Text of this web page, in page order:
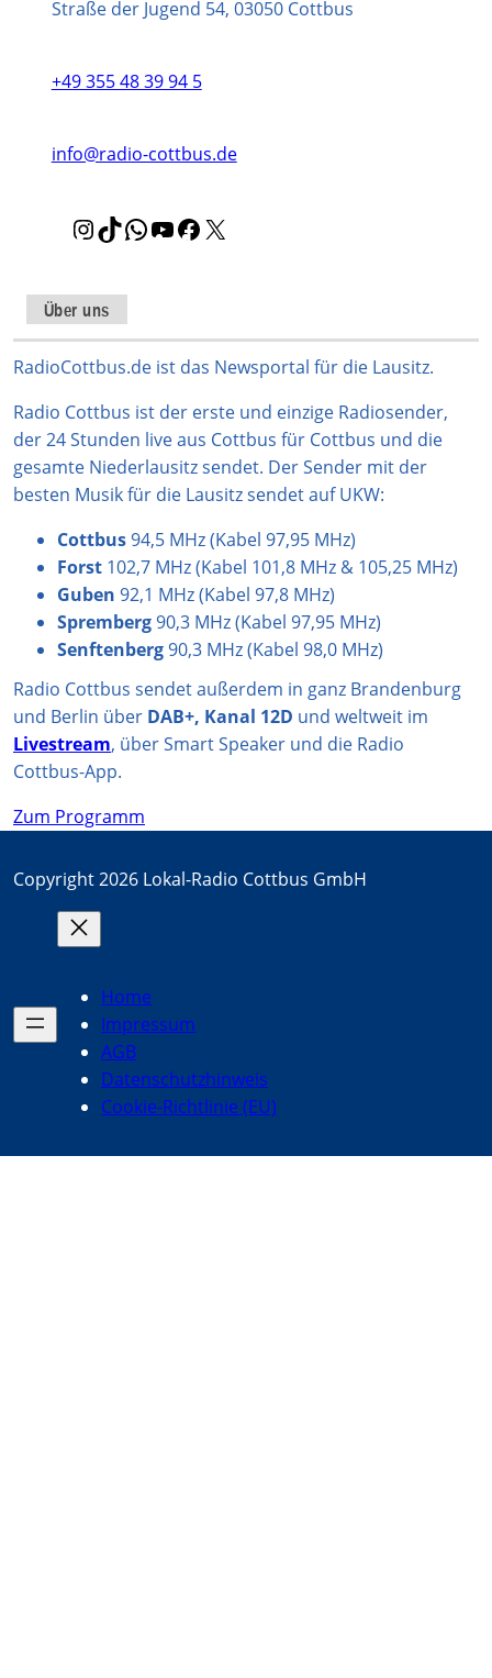
Straße der Jugend 54, 03050 Cottbus
+49 355 48 39 94 5
info@radio-cottbus.de
I
t
a
g
a
m
T
o
k
W
s
A
p
Y
u
b
F
b
o
k
Über uns
RadioCottbus.de ist das Newsportal für die Lausitz.
Radio Cottbus ist der erste und einzige Radiosender,
der 24 Stunden live aus Cottbus für Cottbus und die
gesamte Niederlausitz sendet. Der Sender mit der
besten Musik für die Lausitz sendet auf UKW:
Cottbus94,5 MHz (Kabel 97,95 MHz)
Forst 102,7 MHz (Kabel 101,8 MHz & 105,25 MHz)
Guben 92,1 MHz (Kabel 97,8 MHz)
Spremberg90,3 MHz (Kabel 97,95 MHz)
Senftenberg90,3 MHz (Kabel 98,0 MHz)
Radio Cottbus sendet außerdem in ganz Brandenburg
und Berlin über DAB+, Kanal 12D und weltweit im
Livestream, über Smart Speaker und die Radio
Cottbus-App.
Zum Programm
Copyright 2026 Lokal-Radio Cottbus GmbH
Home
Impressum
AGB
Datenschutzhinweis
Cookie-Richtlinie (EU)